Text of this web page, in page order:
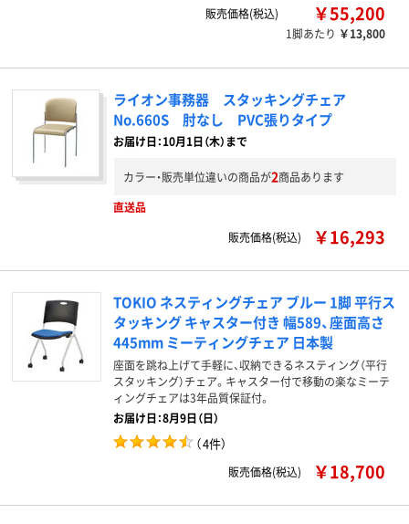
販売価格(税込) ￥55,200
1脚あたり ￥13,800
ライオン事務器 スタッキングチェア
No.660S 肘なし PVC張りタイプ
お届け日：10月1日（木）まで
カラー・販売単位違いの商品が2商品あります
直送品
販売価格(税込)
￥16,293
TOKIO ネスティングチェア ブルー 1脚 平行ス
タッキング キャスター付き 幅589、座面高さ
445mm ミーティングチェア 日本製
座面を跳ね上げて手軽に、収納できるネスティング（平行
スタッキング）チェア。キャスター付で移動の楽なミーテ
ィングチェアは3年品質保証付。
お届け日：8月9日（日）
（4件）
販売価格(税込) ￥18,700